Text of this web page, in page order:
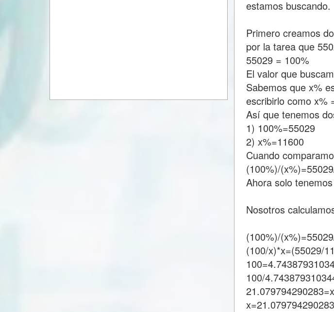
estamos buscando.
Primero creamos
por la tarea que
55029 = 100%
El valor que
Sabemos que x%
escribirlo como x%
Así que tenemos
1) 100%=55029
2) x%=11600
Cuando
(100%)/
Ahora solo
Nosotros
(100%)/
(100/x)*x=(55029/
100/
21.079794290283=x
x=21.079794290283